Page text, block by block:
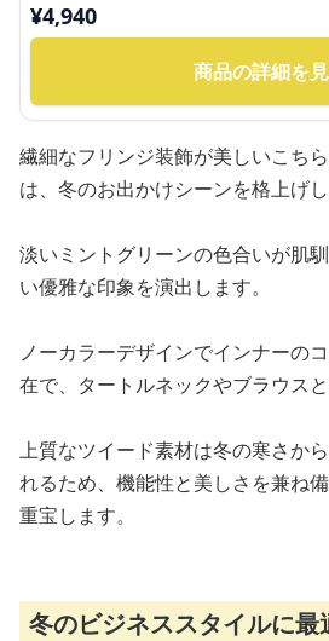
¥4,940
商品の詳細を
繊細なフリンジ装飾が美しいこち
は、冬のお出かけシーンを格上げ
淡いミントグリーンの色合いが肌
い優雅な印象を演出します。
ノーカラーデザインでインナーの
在で、タートルネックやブラウスと
上質なツイード素材は冬の寒さか
れるため、機能性と美しさを兼ね
重宝します。
冬のビジネススタイルに最